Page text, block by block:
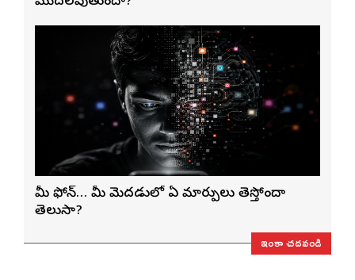
మీ ఫోన్… మీ మెదడులో ఏ మార్పులు తెస్తోందా
తెలుసా?
ఇంకా చదవండి